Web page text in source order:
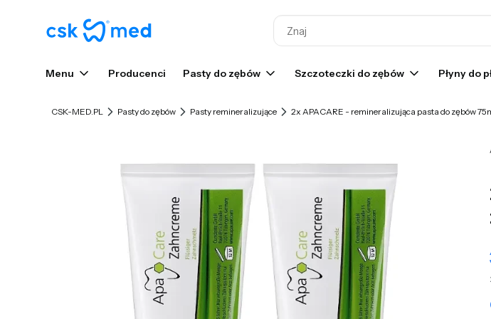
Menu Producenci Pasty do zębów Szczoteczki do zębów Płyny do
CSK-MED.PL Pasty do zębów Pasty remineralizujące 2x APACARE - remineralizująca pasta do zębów